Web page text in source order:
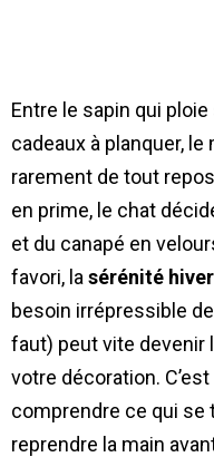
Entre le sapin qui
cadeaux à planquer,
rarement de tout
en prime, le chat
et du canapé en
favori, la sérénité
besoin irrépressible
faut) peut vite devenir
votre décoration.
comprendre ce qui se
reprendre la main